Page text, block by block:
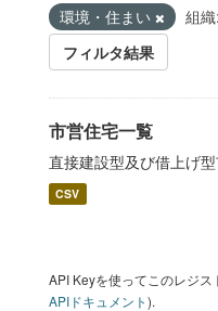
環境・住まい
組織:
フィルタ結果
市営住宅一覧
直接建設型及び借上げ
CSV
API Keyを使ってこのレジ
APIドキュメント).